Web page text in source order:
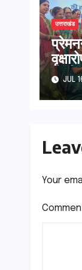
उत्तराखंड
लोगों
JUL
Your